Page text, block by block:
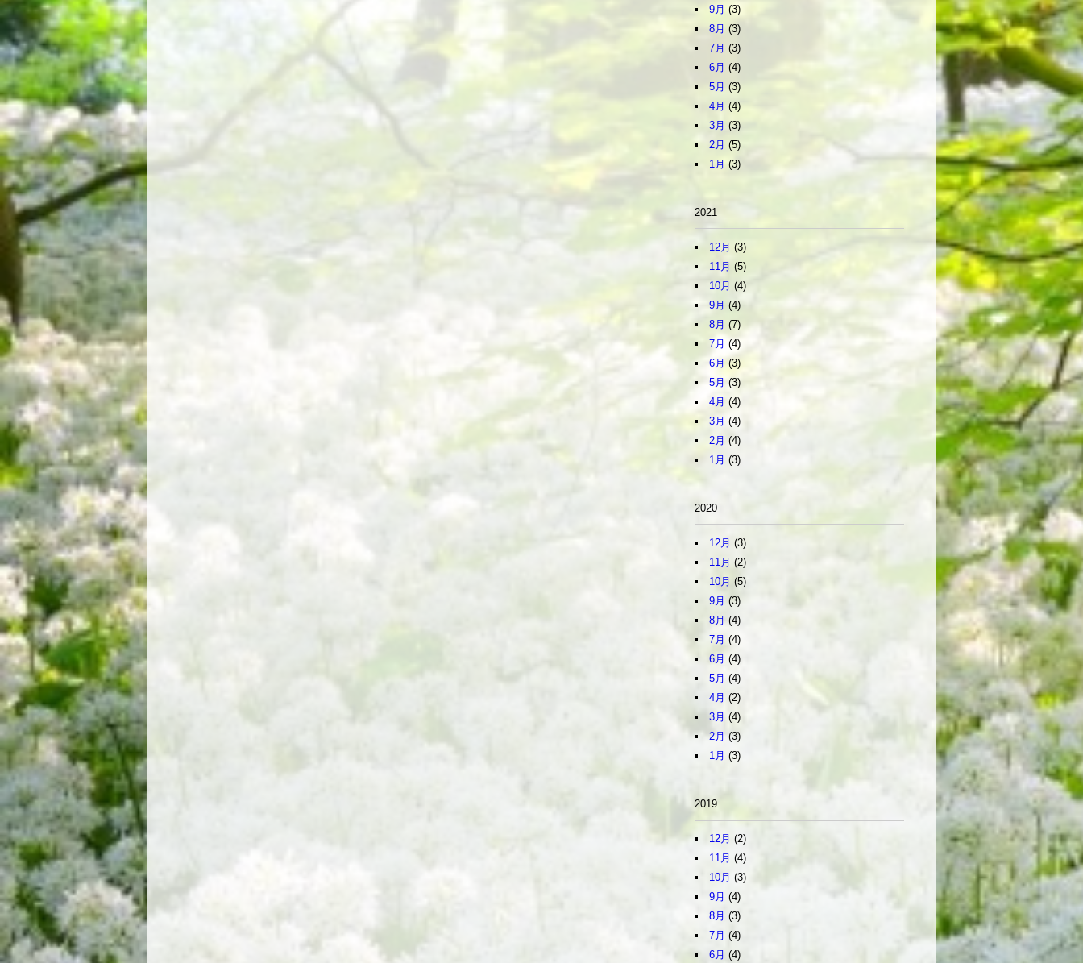
9月 (3)
8月 (3)
7月 (3)
6月 (4)
5月 (3)
4月 (4)
3月 (3)
2月 (5)
1月 (3)
2021
12月 (3)
11月 (5)
10月 (4)
9月 (4)
8月 (7)
7月 (4)
6月 (3)
5月 (3)
4月 (4)
3月 (4)
2月 (4)
1月 (3)
2020
12月 (3)
11月 (2)
10月 (5)
9月 (3)
8月 (4)
7月 (4)
6月 (4)
5月 (4)
4月 (2)
3月 (4)
2月 (3)
1月 (3)
2019
12月 (2)
11月 (4)
10月 (3)
9月 (4)
8月 (3)
7月 (4)
6月 (4)